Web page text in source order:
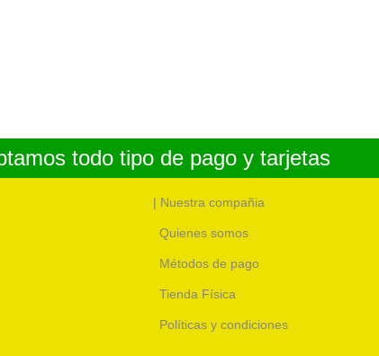
todo tipo de pago y tarjetas
| Nuestra compañia
Quienes somos
Métodos de pago
Tienda Física
Políticas y condiciones